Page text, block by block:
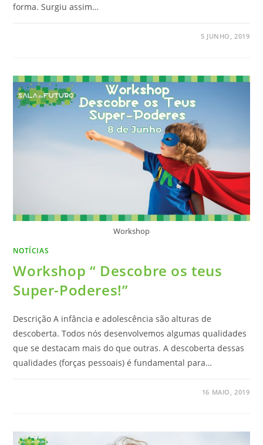
forma. Surgiu assim…
5 JUNHO, 2019
Workshop
NOTÍCIAS
Workshop “ Descobre os teus
Super-Poderes!”
Descrição A infância e adolescência são alturas de
descoberta. Todos nós desenvolvemos algumas qualidades
que se destacam mais do que outras. A descoberta dessas
qualidades (forças pessoais) é fundamental para…
16 MAIO, 2019